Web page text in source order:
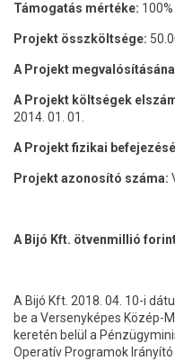
Támogatás mértéke: 100%
Projekt összköltsége:
A Projekt
A Projekt költségek
2014. 01. 01.
A Projekt fizikai
Projekt azonosító száma:
A Bijó Kft. ötvenmillió
A Bijó Kft. 2018. 04. 10-i
be a Versenyképes Közép-
keretén belül a
Operatív Programok